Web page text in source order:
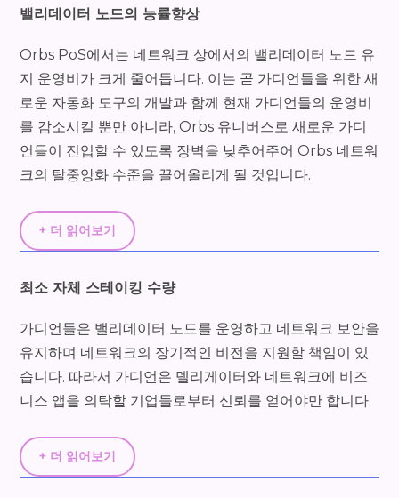
밸리데이터 노드의 능률향상
Orbs PoS에서는 네트워크 상에서의 밸리데이터 노드 유
지 운영비가 크게 줄어듭니다. 이는 곧 가디언들을 위한 새
로운 자동화 도구의 개발과 함께 현재 가디언들의 운영비
를 감소시킬 뿐만 아니라, Orbs 유니버스로 새로운 가디
언들이 진입할 수 있도록 장벽을 낮추어주어 Orbs 네트워
크의 탈중앙화 수준을 끌어올리게 될 것입니다.
+ 더 읽어보기
최소 자체 스테이킹 수량
가디언들은 밸리데이터 노드를 운영하고 네트워크 보안을
유지하며 네트워크의 장기적인 비전을 지원할 책임이 있
습니다. 따라서 가디언은 델리게이터와 네트워크에 비즈
니스 앱을 의탁할 기업들로부터 신뢰를 얻어야만 합니다.
+ 더 읽어보기